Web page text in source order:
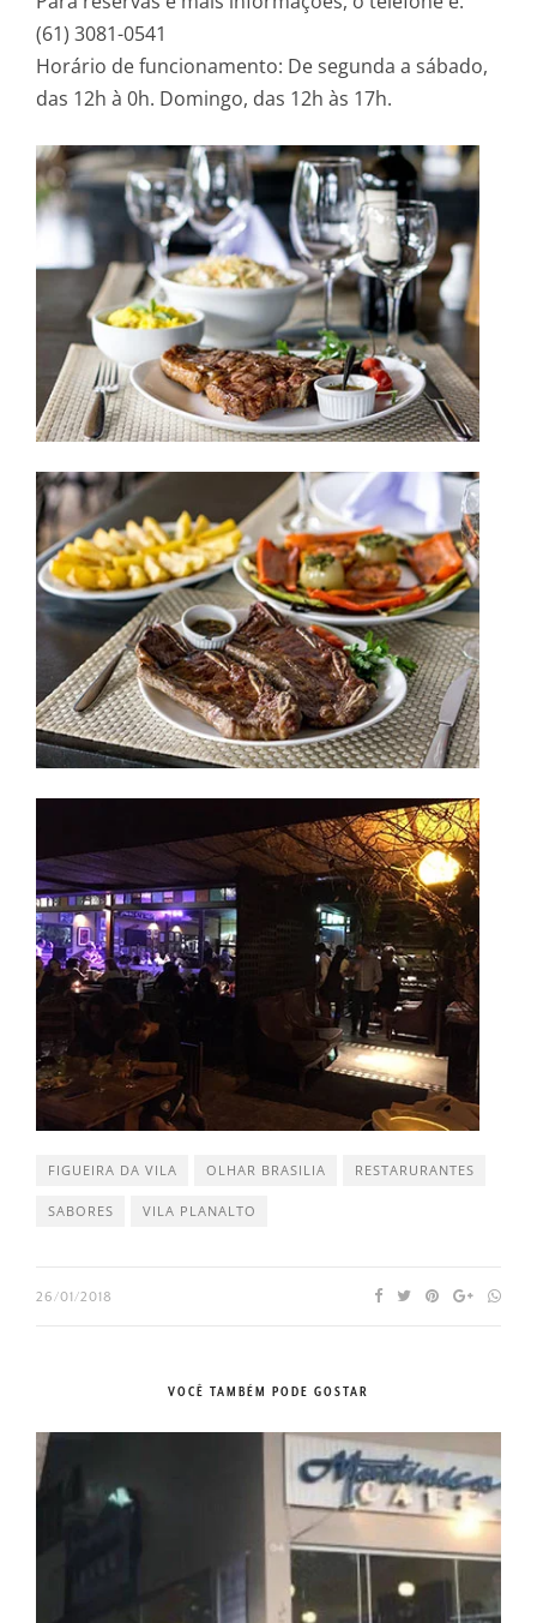
(61) 3081-0541
Horário de funcionamento: De segunda a sábado,
das 12h à 0h. Domingo, das 12h às 17h.
FIGUEIRA DA VILA OLHAR BRASILIA RESTARURANTES
SABORES VILA PLANALTO
26/01/2018
VOCÊ TAMBÉM PODE GOSTAR